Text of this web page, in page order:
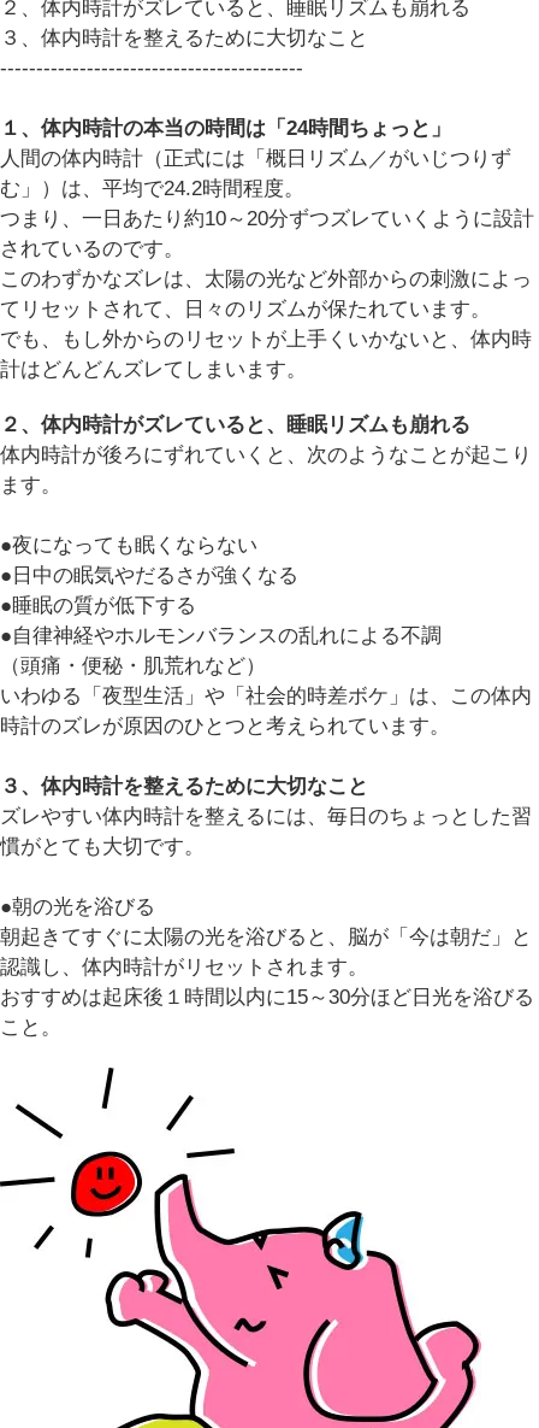
２、体内時計がズレていると、睡眠リズムも崩れる
３、体内時計を整えるために大切なこと
------------------------------------------
１、体内時計の本当の時間は「24時間ちょっと」
人間の体内時計（正式には「概日リズム／がいじつりず
む」）は、平均で24.2時間程度。
つまり、一日あたり約10～20分ずつズレていくように設計
されているのです。
このわずかなズレは、太陽の光など外部からの刺激によっ
てリセットされて、日々のリズムが保たれています。
でも、もし外からのリセットが上手くいかないと、体内時
計はどんどんズレてしまいます。
２、体内時計がズレていると、睡眠リズムも崩れる
体内時計が後ろにずれていくと、次のようなことが起こり
ます。
●夜になっても眠くならない
●日中の眠気やだるさが強くなる
●睡眠の質が低下する
●自律神経やホルモンバランスの乱れによる不調
（頭痛・便秘・肌荒れなど）
いわゆる「夜型生活」や「社会的時差ボケ」は、この体内
時計のズレが原因のひとつと考えられています。
３、体内時計を整えるために大切なこと
ズレやすい体内時計を整えるには、毎日のちょっとした習
慣がとても大切です。
●朝の光を浴びる
朝起きてすぐに太陽の光を浴びると、脳が「今は朝だ」と
認識し、体内時計がリセットされます。
おすすめは起床後１時間以内に15～30分ほど日光を浴びる
こと。